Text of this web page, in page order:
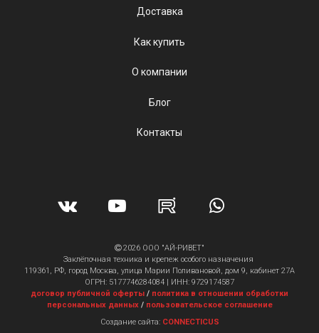
Доставка
Как купить
О компании
Блог
Контакты
2026 ООО "АЙ-РИВЕТ"
Заклёпочная техника и крепеж особого назначения
119361, РФ, город Москва, улица Марии Поливановой, дом 9, кабинет 27А
ОГРН: 5177746284084 | ИНН: 9729174587
договор публичной оферты / политика в отношении обработки
персональных данных/ пользовательское соглашение
Создание сайта: CONNECTICUS